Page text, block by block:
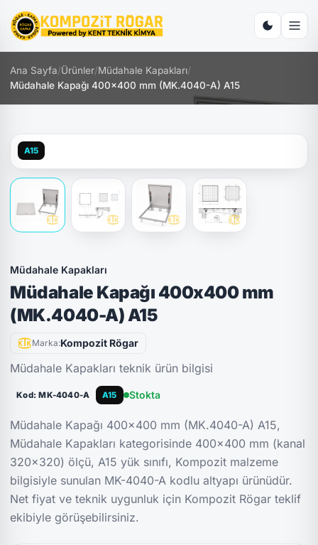
Ana Sayfa/Ürünler/Müdahale Kapakları/
Müdahale Kapağı 400x400 mm (MK.4040-A) A15
A15
Müdahale Kapakları
Müdahale Kapağı 400x400 mm
(MK.4040-A) A15
Marka:Kompozit Rögar
Müdahale Kapakları teknik ürün bilgisi
Kod: MK-4040-A A15 Stokta
Müdahale Kapağı 400x400 mm (MK.4040-A) A15,
Müdahale Kapakları kategorisinde 400x400 mm (kanal
320x320) ölçü, A15 yük sınıfı, Kompozit malzeme
bilgisiyle sunulan MK-4040-A kodlu altyapı ürünüdür.
Net fiyat ve teknik uygunluk için Kompozit Rögar teklif
ekibiyle görüşebilirsiniz.